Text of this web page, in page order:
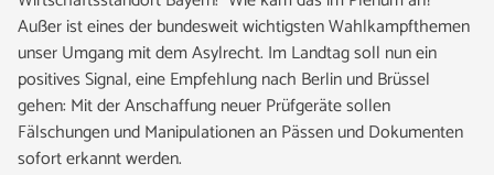
Außer ist eines der bundesweit wichtigsten Wahlkampfthemen
unser Umgang mit dem Asylrecht. Im Landtag soll nun ein
positives Signal, eine Empfehlung nach Berlin und Brüssel
gehen: Mit der Anschaffung neuer Prüfgeräte sollen
Fälschungen und Manipulationen an Pässen und Dokumenten
sofort erkannt werden.